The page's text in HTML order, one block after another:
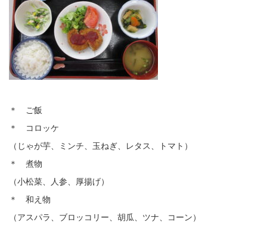
＊ ご飯
＊ コロッケ
（じゃが芋、ミンチ、玉ねぎ、レタス、トマト）
＊ 煮物
（小松菜、人参、厚揚げ）
＊ 和え物
（アスパラ、ブロッコリー、胡瓜、ツナ、コーン）